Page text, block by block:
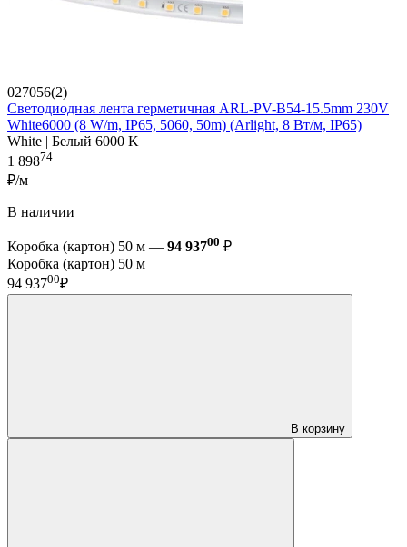
027056(2)
Светодиодная лента герметичная ARL-PV-B54-15.5mm 230V
White6000 (8 W/m, IP65, 5060, 50m) (Arlight, 8 Вт/м, IP65)
White | Белый 6000 K
1 89874
₽/м
В наличии
Коробка (картон) 50 м — 94 93700 ₽
Коробка (картон) 50 м
94 93700₽
В корзину